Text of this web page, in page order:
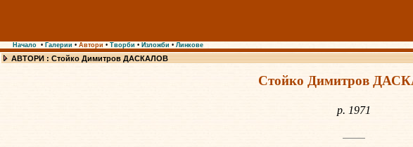
Начало • Галерии • Автори • Творби • Изложби • Линкове
АВТОРИ : Стойко Димитров ДАСКАЛОВ
Стойко Димитров
р. 1971